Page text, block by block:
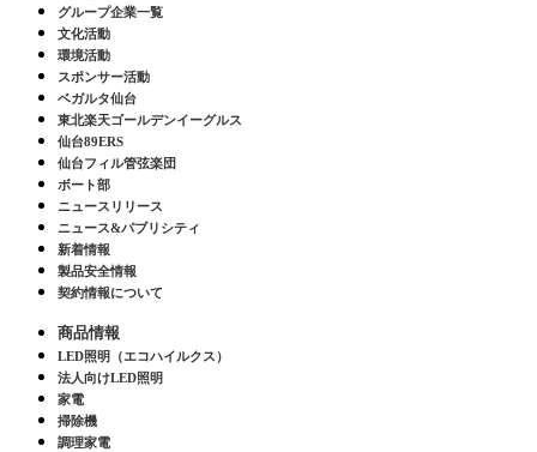
グループ企業一覧
文化活動
環境活動
スポンサー活動
ベガルタ仙台
東北楽天ゴールデンイーグルス
仙台89ERS
仙台フィル管弦楽団
ボート部
ニュースリリース
ニュース&パブリシティ
新着情報
製品安全情報
契約情報について
商品情報
LED照明（エコハイルクス）
法人向けLED照明
家電
掃除機
調理家電